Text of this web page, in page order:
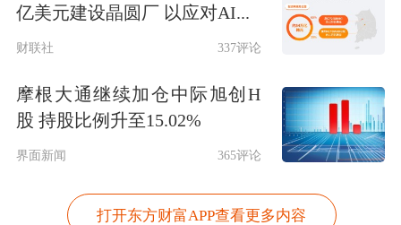
（从左到右：布莱恩·阿姆斯特朗、
Dave Ripley、杰里米·阿莱尔、Paolo
亿美元建设晶圆厂 以应对AI...
财联社 337评论
摩根大通继续加仓中际旭创H
股 持股比例升至15.02%
界面新闻 365评论
打开东方财富APP查看更多内容